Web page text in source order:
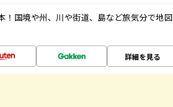
！国境や州、川や街道、島など旅気分で地図
詳細を見る